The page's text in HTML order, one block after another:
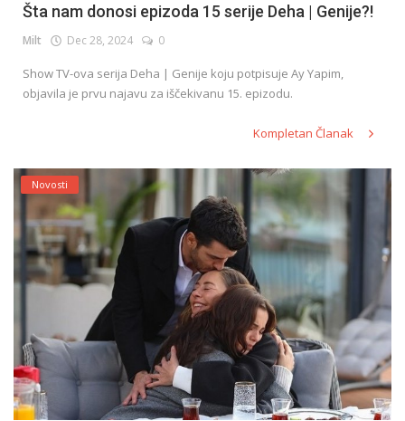
Šta nam donosi epizoda 15 serije Deha | Genije?!
Milt Dec 28, 2024 0
Show TV-ova serija Deha | Genije koju potpisuje Ay Yapim,
objavila je prvu najavu za iščekivanu 15. epizodu.
Kompletan Članak
Novosti